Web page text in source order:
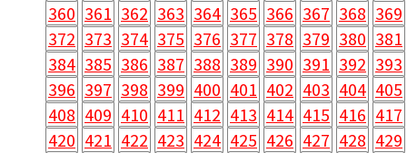
360 361 362 363 364 365 366 367 368 369
372 373 374 375 376 377 378 379 380 381
384 385 386 387 388 389 390 391 392 393
396 397 398 399 400 401 402 403 404 405
408 409 410 411 412 413 414 415 416 417
420 421 422 423 424 425 426 427 428 429